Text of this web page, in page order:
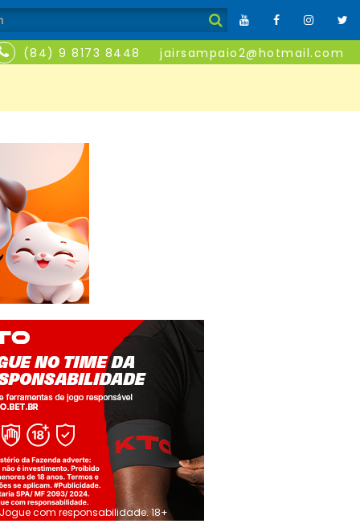
(84) 9 8173 8448 jairsampaio2@hotmail.com
Jogue com responsabilidade. 18+